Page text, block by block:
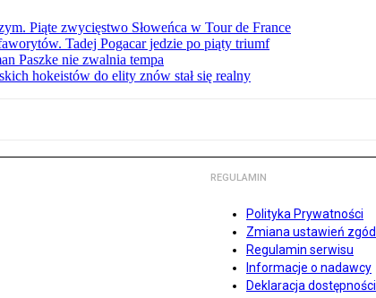
Piąte zwycięstwo Słoweńca w Tour de France
Tadej Pogacar jedzie po piąty triumf
Paszke nie zwalnia tempa
hokeistów do elity znów stał się realny
REGULAMIN
Polityka Prywatności
Zmiana ustawień zgód
Regulamin serwisu
Informacje o nadawcy
Deklaracja dostępności